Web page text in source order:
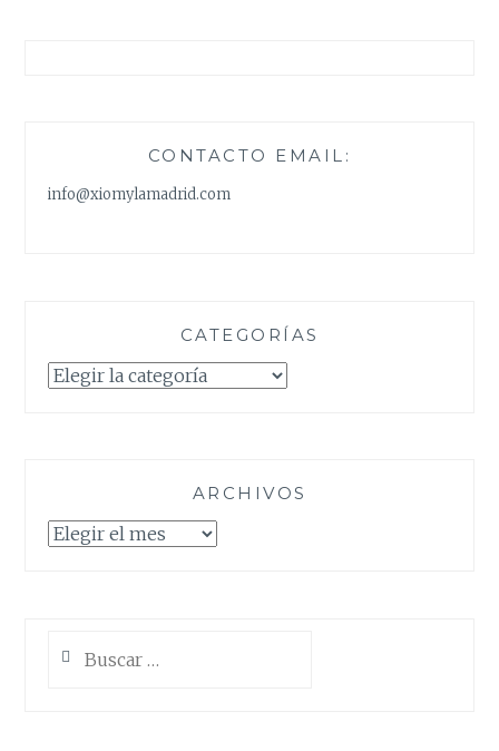
CONTACTO EMAIL:
info@xiomylamadrid.com
CATEGORÍAS
Categorías
ARCHIVOS
Archivos